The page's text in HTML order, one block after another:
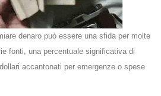
denaro può essere una sfida per molte
fonti, una percentuale significativa di
accantonati per emergenze o spese